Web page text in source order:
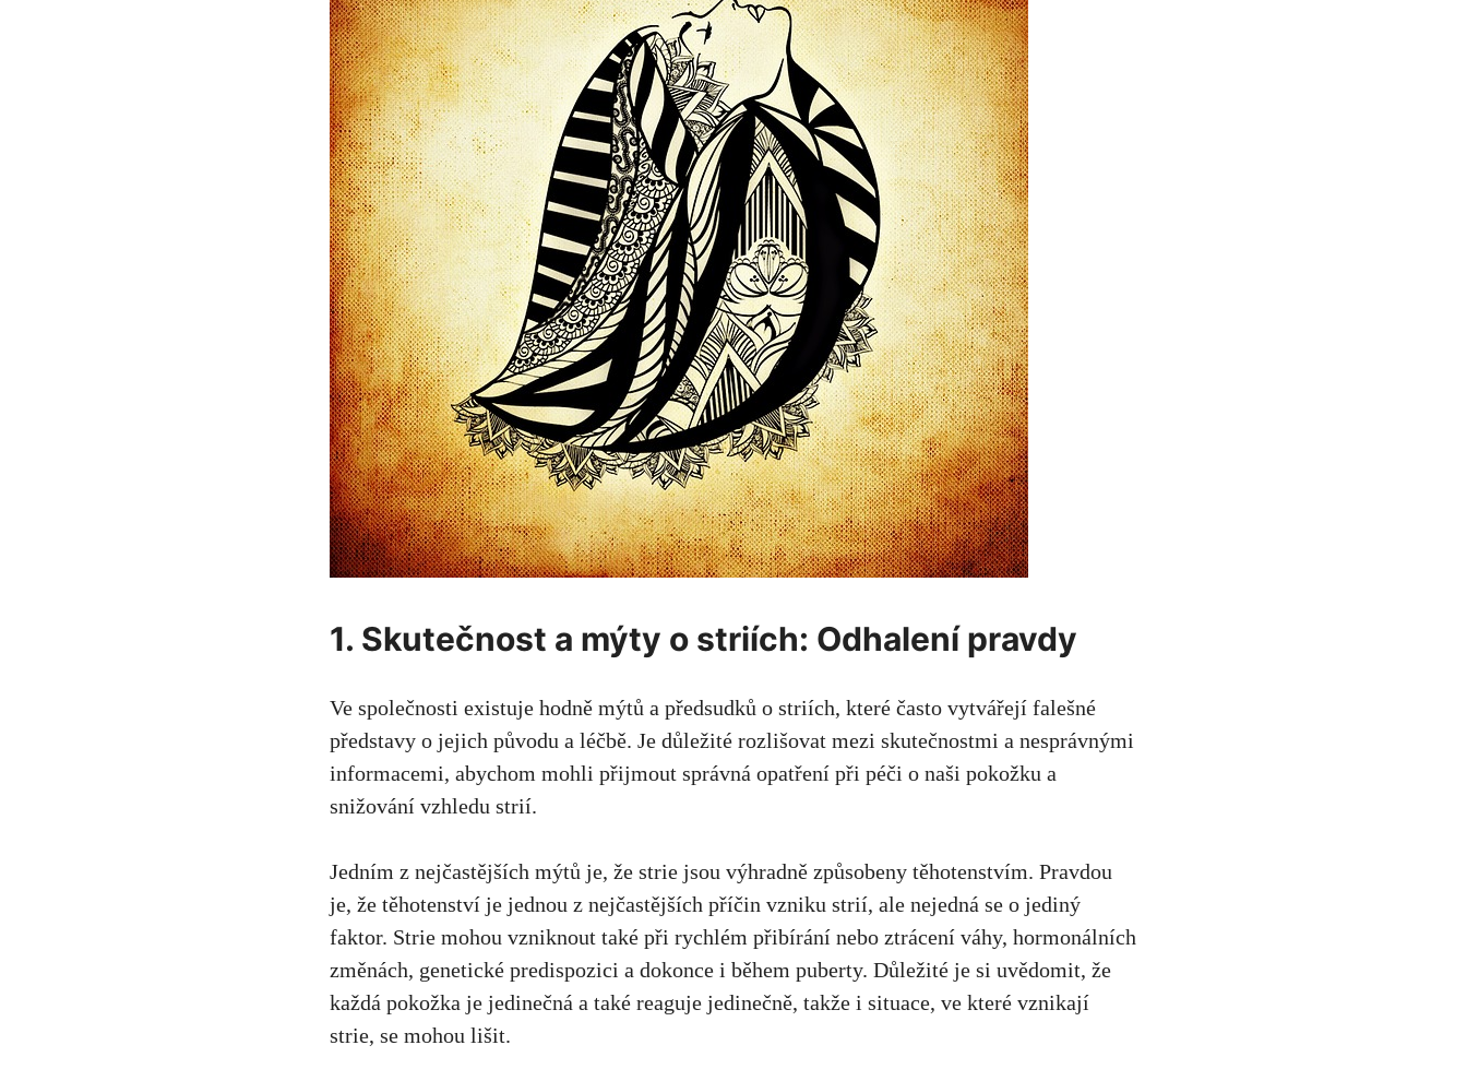
1. Skutečnost a⁣ mýty o striích: Odhalení pravdy
Ve společnosti existuje hodně mýtů a předsudků o striích, které ⁤často vytvářejí falešné
představy‍ o ⁤jejich původu a ⁢léčbě. Je důležité rozlišovat mezi skutečnostmi a nesprávnými
informacemi, abychom mohli ‌přijmout správná ⁤opatření při péči⁣ o⁢ naši⁤ pokožku a
snižování⁢ vzhledu strií.
Jedním z nejčastějších mýtů je, ⁤že strie ⁣jsou ‌výhradně způsobeny těhotenstvím. Pravdou
je, že‍ těhotenství ⁢je ​jednou z nejčastějších příčin vzniku⁤ strií, ale nejedná se⁣ o jediný
faktor. Strie mohou vzniknout také při ‌rychlém přibírání nebo ztrácení váhy, hormonálních
změnách, genetické predispozici a ⁣dokonce i během‌ puberty.‍ Důležité je si uvědomit, že
každá pokožka ​je jedinečná a také ​reaguje jedinečně, takže i ⁣situace, ​ve které ​vznikají
strie, ⁢se ​mohou‌ lišit.